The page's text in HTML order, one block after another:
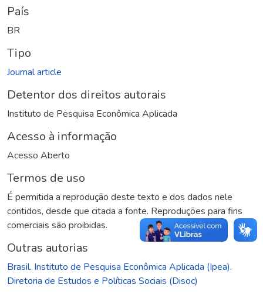
País
BR
Tipo
Journal article
Detentor dos direitos autorais
Instituto de Pesquisa Econômica Aplicada
Acesso à informação
Acesso Aberto
Termos de uso
É permitida a reprodução deste texto e dos dados nele
contidos, desde que citada a fonte. Reproduções para fins
comerciais são proibidas.
Outras autorias
Brasil. Instituto de Pesquisa Econômica Aplicada (Ipea).
Diretoria de Estudos e Políticas Sociais (Disoc)